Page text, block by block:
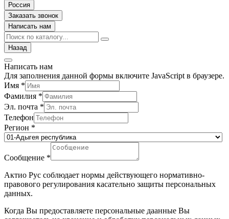
Россия
Заказать звонок
Написать нам
Назад
Написать нам
Для заполнения данной формы включите JavaScript в браузере.
Имя *
Фамилия *
Эл. почта *
Телефон
Регион *
Сообщение *
Актио Рус соблюдает нормы действующего нормативно-
правового регулирования касательно защиты персональных
данных.
Когда Вы предоставляете персональные даанные Вы